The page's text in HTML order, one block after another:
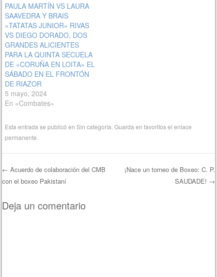
PAULA MARTÍN VS LAURA
SAAVEDRA Y BRAIS
«TATATAS JUNIOR» RIVAS
VS DIEGO DORADO, DOS
GRANDES ALICIENTES
PARA LA QUINTA SECUELA
DE «CORUÑA EN LOITA» EL
SÁBADO EN EL FRONTÓN
DE RIAZOR
5 mayo, 2024
En «Combates»
Esta entrada se publicó enSin categoría . Guarda en favoritos elenlace
permanente
Navegación de entradas
← Acuerdo de colaboración del CMB
con el boxeo Pakistaní
¡Nace un torneo de Boxeo: C. P.
SAUDADE! →
Deja un comentario